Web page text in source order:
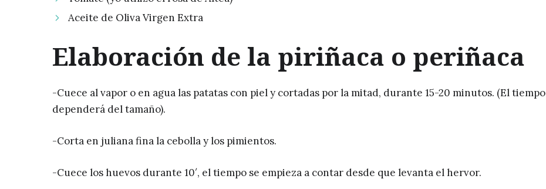
Aceite de Oliva Virgen Extra
Elaboración de la piriñaca o periñaca
-Cuece al vapor o en agua las patatas con piel y cortadas por la mitad, durante 15-20 minutos. (El tiempo
dependerá del tamaño).
-Corta en juliana fina la cebolla y los pimientos.
-Cuece los huevos durante 10′, el tiempo se empieza a contar desde que levanta el hervor.